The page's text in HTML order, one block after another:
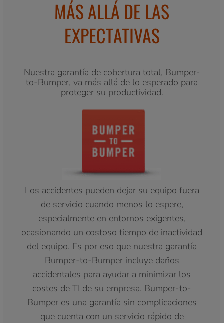
MÁS ALLÁ DE LAS
EXPECTATIVAS
Nuestra garantía de cobertura total, Bumper-
to-Bumper, va más allá de lo esperado para
proteger su productividad.
Los accidentes pueden dejar su equipo fuera
de servicio cuando menos lo espere,
especialmente en entornos exigentes,
ocasionando un costoso tiempo de inactividad
del equipo. Es por eso que nuestra garantía
Bumper-to-Bumper incluye daños
accidentales para ayudar a minimizar los
costes de TI de su empresa. Bumper-to-
Bumper es una garantía sin complicaciones
que cuenta con un servicio rápido de